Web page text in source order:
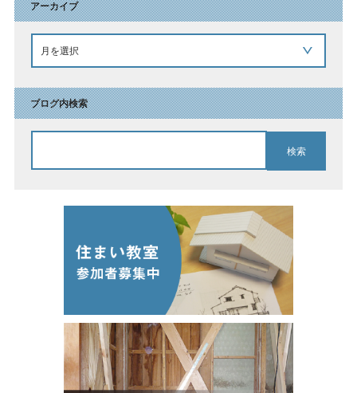
アーカイブ
ブログ内検索